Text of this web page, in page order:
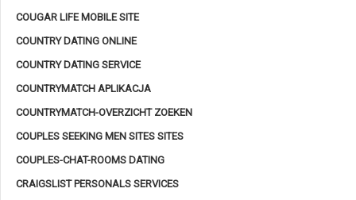
COUGAR LIFE MOBILE SITE
COUNTRY DATING ONLINE
COUNTRY DATING SERVICE
COUNTRYMATCH APLIKACJA
COUNTRYMATCH-OVERZICHT ZOEKEN
COUPLES SEEKING MEN SITES SITES
COUPLES-CHAT-ROOMS DATING
CRAIGSLIST PERSONALS SERVICES